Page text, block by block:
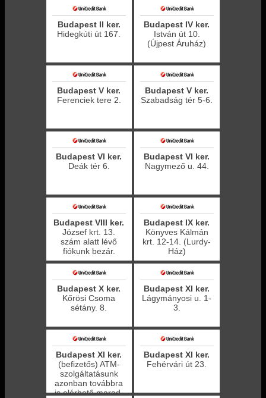
Budapest II ker.
Hidegkúti út 167.
Budapest IV ker.
István út 10.
(Újpest Áruház)
Budapest V ker.
Ferenciek tere 2.
Budapest V ker.
Szabadság tér 5-6.
Budapest VI ker.
Deák tér 6.
Budapest VI ker.
Nagymező u. 44.
Budapest VIII ker.
József krt. 13.
szám alatt lévő
fiókunk bezár.
Budapest IX ker.
Könyves Kálmán
krt. 12-14. (Lurdy-
Ház)
Budapest X ker.
Kőrösi Csoma
sétány. 8.
Budapest XI ker.
Lágymányosi u. 1-
3.
Budapest XI ker.
(befizetős) ATM-
szolgáltatásunk
azonban továbbra
is elérhető marad.
Budapest XI ker.
Fehérvári út 23.